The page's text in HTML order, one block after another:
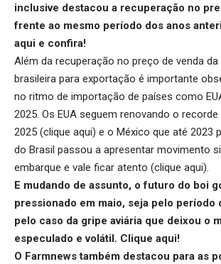
inclusive destacou a recuperação no
frente ao mesmo período dos anos
aqui e confira!
Além da recuperação no preço de venda da
brasileira para exportação é importante
no ritmo de importação de países como
2025. Os EUA seguem renovando o
2025 (clique aqui) e o México que até 2023
do Brasil passou a apresentar movimento
embarque e vale ficar atento (clique aqui).
E mudando de assunto, o futuro do boi
pressionado em maio, seja pelo período
pelo caso da gripe aviária que deixou o
especulado e volátil. Clique aqui!
O Farmnews também destacou para as